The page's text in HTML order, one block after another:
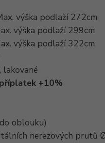
výška podlaží 272cm
výška podlaží 299cm
výška podlaží 322cm
lakované
+10%
oblouku)
nerezových prutů